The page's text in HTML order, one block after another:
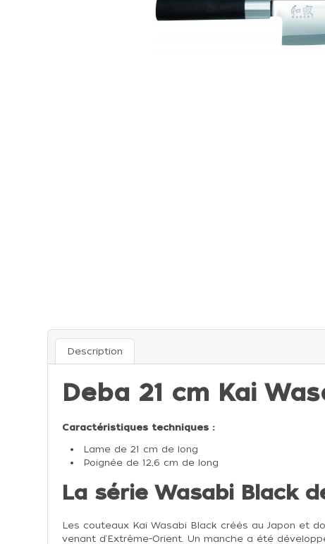
Description
Deba 21 cm Kai
Caractéristiques techniques :
Lame de 21 cm de long
Poignée de 12,6 cm de long
La série Wasabi Black
Les couteaux Kai Wasabi Black créés au Japon et
venant d‘Extrême-Orient. Un manche a été